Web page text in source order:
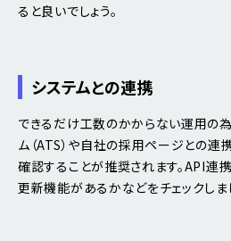
ると良いでしょう。
システムとの連携
できるだけ工数のかからない運用の
ム（ATS）や自社の採用ページとの連
確認することが推奨されます。API連
更新機能があるかなどをチェックしま